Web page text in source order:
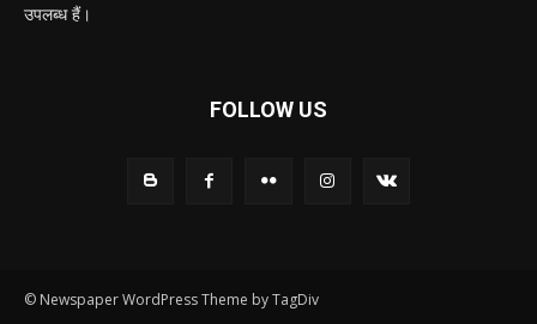
उपलब्ध हैं।
FOLLOW US
© Newspaper WordPress Theme by TagDiv